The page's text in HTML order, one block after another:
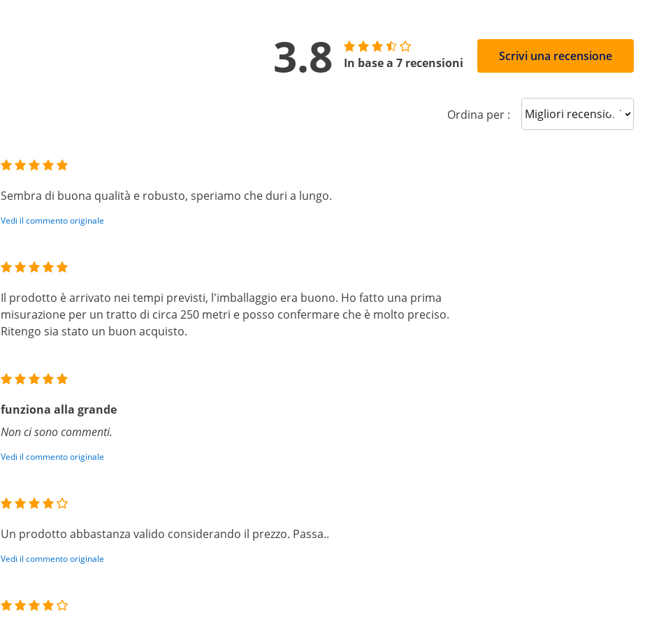
3.8 In base a 7 recensioni Scrivi una recensione
Ordina per : Sort reviews
Sembra di buona qualità e robusto, speriamo che duri a lungo.
Vedi il commento originale
Il prodotto è arrivato nei tempi previsti, l'imballaggio era buono. Ho fatto una prima
misurazione per un tratto di circa 250 metri e posso confermare che è molto preciso.
Ritengo sia stato un buon acquisto.
funziona alla grande
Non ci sono commenti.
Vedi il commento originale
Un prodotto abbastanza valido considerando il prezzo. Passa..
Vedi il commento originale